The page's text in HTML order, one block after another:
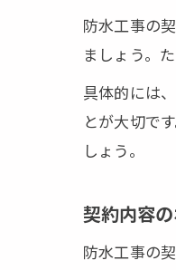
防水工事の
ましょう。
具体的には
とが大切で
しょう。
契約内容
防水工事の